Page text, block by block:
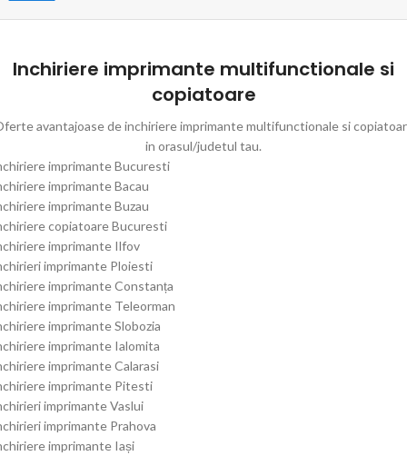
Inchiriere imprimante multifunctionale si
copiatoare
avantajoase de inchiriere imprimante multifunctionale si
in orasul/judetul tau.
imprimante Bucuresti
imprimante Bacau
imprimante Buzau
copiatoare Bucuresti
imprimante Ilfov
imprimante Ploiesti
imprimante Constanța
imprimante Teleorman
imprimante Slobozia
imprimante Ialomita
imprimante Calarasi
imprimante Pitesti
imprimante Vaslui
imprimante Prahova
imprimante Iași